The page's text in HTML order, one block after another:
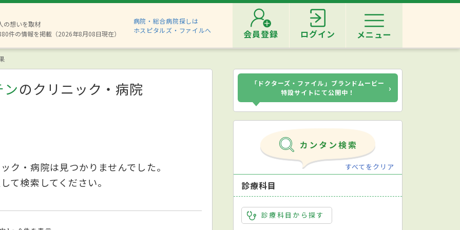
の想いを取材
件の情報を掲載（2026年8月08日現在）
病院・総合病院探しは
ホスピタルズ・ファイルへ
会員登録 ログイン メニュー
のクリニック・病院
ク・病院は見つかりませんでした。
て検索してください。
「ドクターズ・ファイル」ブランドムービー
特設サイトにて公開中！
›
すべてをクリア
診療科目
診療科目から探す